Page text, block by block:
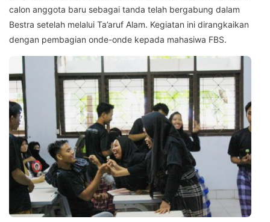
calon anggota baru sebagai tanda telah bergabung dalam
Bestra setelah melalui Ta’aruf Alam. Kegiatan ini dirangkaikan
dengan pembagian onde-onde kepada mahasiwa FBS.